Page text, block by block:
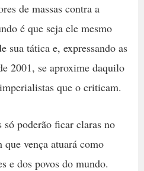
de massas contra a
é que seja ele mesmo
sua tática e, expressando as
2001, se aproxime daquilo
que o criticam.
só poderão ficar claras no
vença atuará como
e dos povos do mundo.